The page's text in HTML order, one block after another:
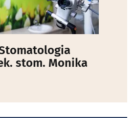
stom. Monika